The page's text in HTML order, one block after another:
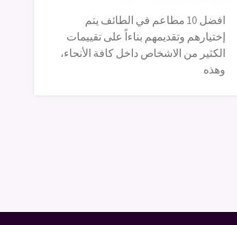
افضل 10 مطاعم في الطائف يتم
إختيارهم وتقديمهم بناءاً على تقييمات
الكثير من الاشخاص داخل كافة الأنحاء،
وهذه